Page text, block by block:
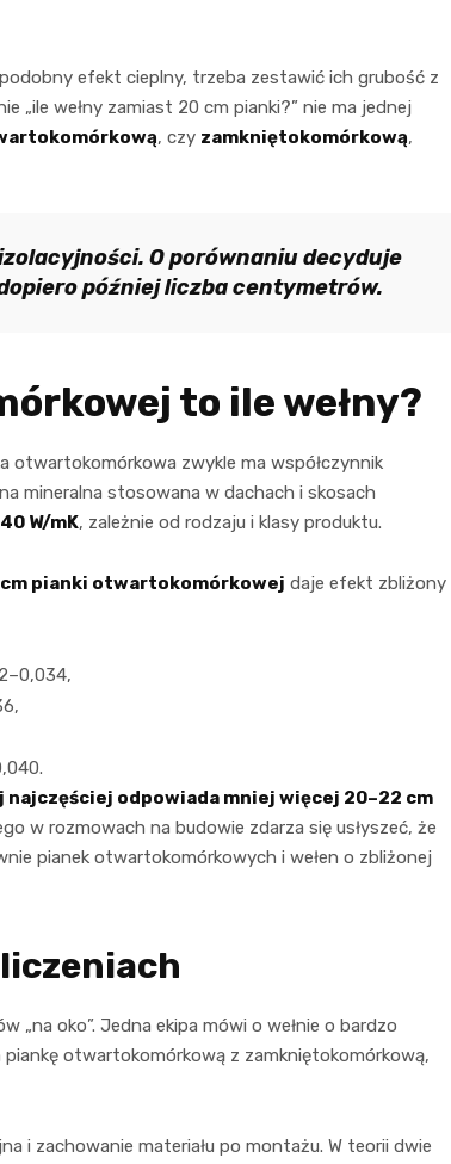
efekt cieplny, trzeba zestawić ich grubość z
wełny zamiast 20 cm pianki?” nie ma jednej
, czy zamkniętokomórkową,
O porównaniu decyduje
później liczba centymetrów.
to ile wełny?
otwartokomórkowa zwykle ma współczynnik
mineralna stosowana w dachach i skosach
W/mK, zależnie od rodzaju i klasy produktu.
pianki otwartokomórkowej daje efekt zbliżony
odpowiada mniej więcej 20–22 cm
w rozmowach na budowie zdarza się usłyszeć, że
pianek otwartokomórkowych i wełen o zbliżonej
„na oko”. Jedna ekipa mówi o wełnie o bardzo
otwartokomórkową z zamkniętokomórkową,
i zachowanie materiału po montażu. W teorii dwie